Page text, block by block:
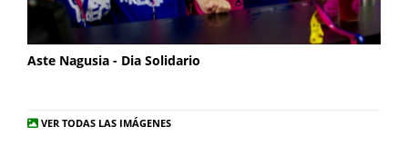
Aste Nagusia - Dia Solidario
VER TODAS LAS IMÁGENES